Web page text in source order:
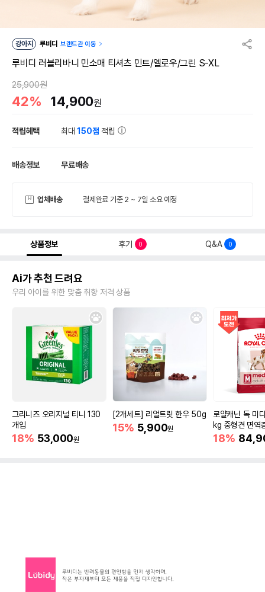
강아지 루비디 브랜드관 이동
루비디 러블리바니 민소매 티셔츠 민트/옐로우/그린 S-XL
25,900원
42% 14,900원
적립혜택 최대150점 적립
배송정보 무료배송
업체배송 결제완료 기준 2 ~ 7일 소요 예정
상품정보 후기 0 Q&A 0
Ai가 추천 드려요
우리 아이를 위한 맞춤 취향 저격 상품
그리니즈 오리지널 티니 130
개입
18% 53,000원
[2개세트] 리얼트릿 한우 50g
15% 5,900원
로얄캐닌 독 미
kg 중형견 면역
18%